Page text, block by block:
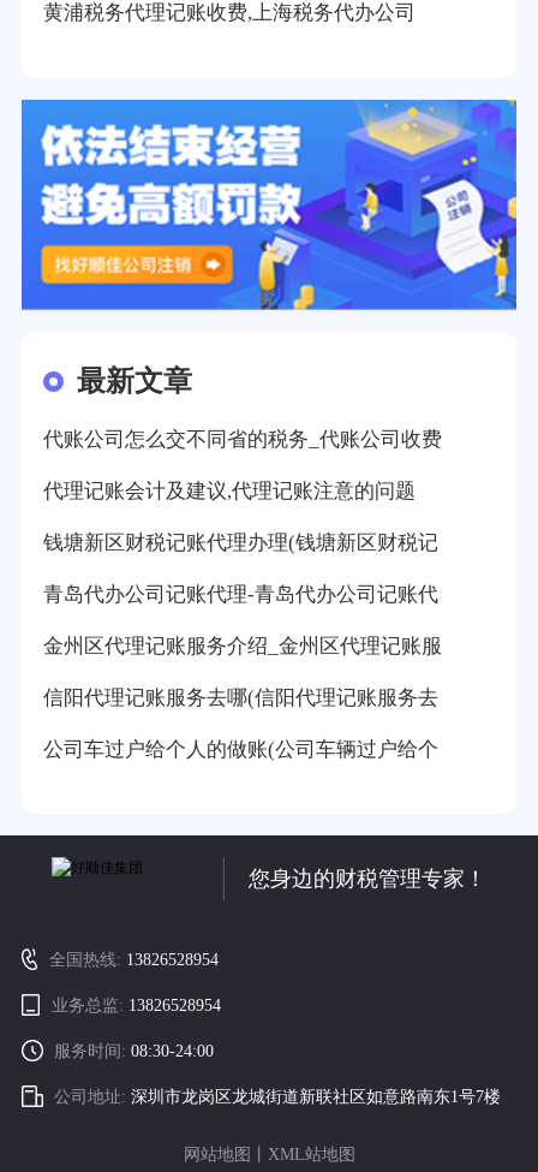
黄浦税务代理记账收费,上海税务代办公司
最新文章
代账公司怎么交不同省的税务_代账公司收费
代理记账会计及建议,代理记账注意的问题
钱塘新区财税记账代理办理(钱塘新区财税记
青岛代办公司记账代理-青岛代办公司记账代
金州区代理记账服务介绍_金州区代理记账服
信阳代理记账服务去哪(信阳代理记账服务去
公司车过户给个人的做账(公司车辆过户给个
您身边的财税管理专家！
全国热线: 13826528954
业务总监: 13826528954
服务时间:08:30-24:00
公司地址:深圳市龙岗区龙城街道新联社区如意路南东1号7楼
网站地图 XML站地图